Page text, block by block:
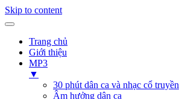
Skip to content
Trang chủ
Giới thiệu
MP3
▼
30 phút dân ca và nhạc cổ truyền
Âm hưởng dân ca